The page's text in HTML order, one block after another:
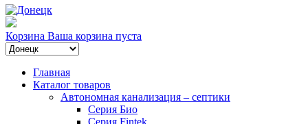
Корзина Ваша корзина пуста
Главная
Каталог товаров
Автономная канализация – септики
Серия Био
Серия Fintek